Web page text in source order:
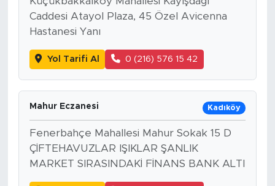
Caddesi Atayol Plaza, 45 Özel Avicenna
Hastanesi Yanı
Yol Tarifi Al 0 (216) 576 15 42
Mahur Eczanesi Kadıköy
Fenerbahçe Mahallesi Mahur Sokak 15 D
ÇİFTEHAVUZLAR IŞIKLAR ŞANLIK
MARKET SIRASINDAKİ FİNANS BANK ALTI